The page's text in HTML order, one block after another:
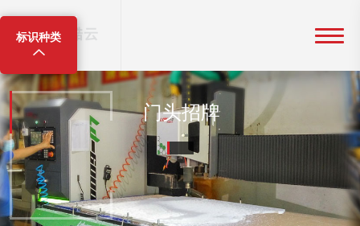
门头招牌
标识种类